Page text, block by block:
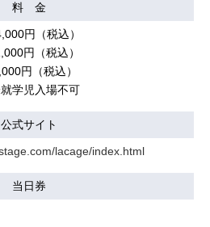
料 金
円（税込）
円（税込）
円（税込）
学児入場不可
公式サイト
lacage/index.html
当日券